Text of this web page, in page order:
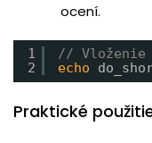
ocení.
1
2
// Vloženie
echo
Praktické